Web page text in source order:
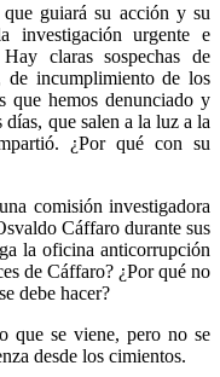
guiará su acción y su
investigación urgente e
claras sospechas de
de incumplimiento de los
que hemos denunciado y
que salen a la luz a la
¿Por qué con su
comisión investigadora
Cáffaro durante sus
la oficina anticorrupción
de Cáffaro? ¿Por qué no
debe hacer?
que se viene, pero no se
desde los cimientos.